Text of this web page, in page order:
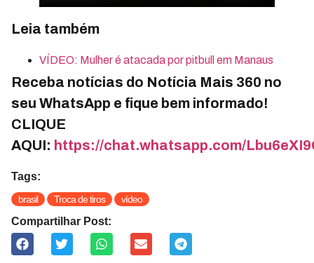
Leia também
VÍDEO: Mulher é atacada por pitbull em Manaus
Receba notícias do Notícia Mais 360 no
seu WhatsApp e fique bem informado!
CLIQUE
AQUI: https://chat.whatsapp.com/
Tags:
brasil Troca de tiros vídeo
Compartilhar Post: